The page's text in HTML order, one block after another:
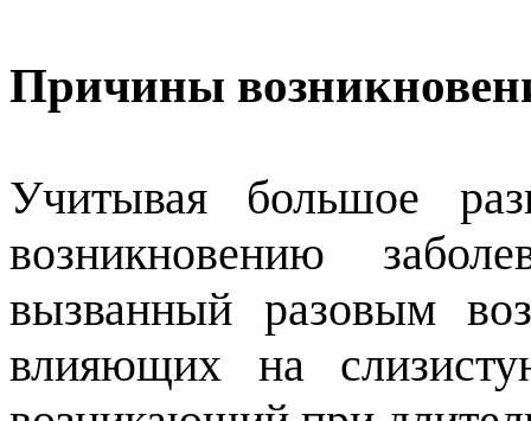
Причины
Учитывая большое
возникновению
вызванный разовым
влияющих на